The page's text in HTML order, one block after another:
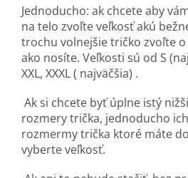
Jednoducho: ak chcete aby
na telo zvoľte veľkosť akú
trochu volnejšie tričko zvoľte
ako nosíte. Veľkosti sú od S
XXL, XXXL ( najväčšia) .
Ak si chcete byť úplne istý
rozmery trička, jednoducho
rozmermy trička ktoré máte
vyberte veľkosť.